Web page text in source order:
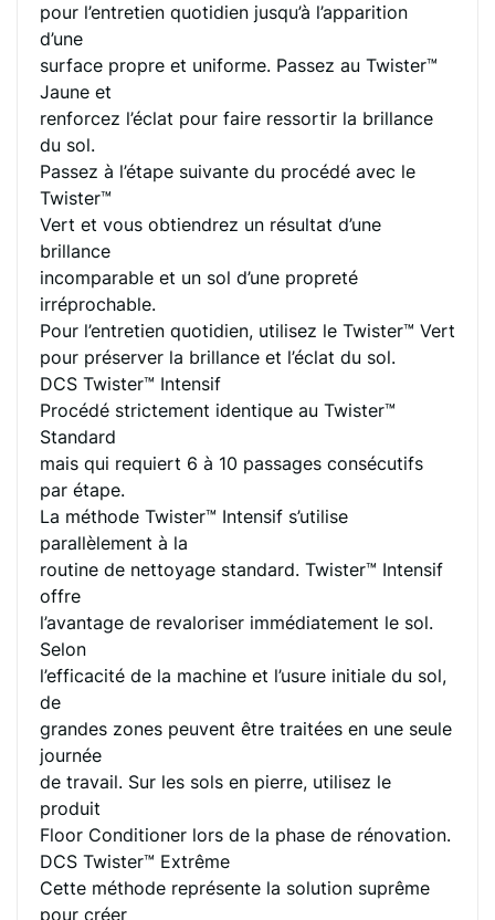
pour l’entretien quotidien jusqu’à l’apparition
d’une
surface propre et uniforme. Passez au Twister™
Jaune et
renforcez l’éclat pour faire ressortir la brillance
du sol.
Passez à l’étape suivante du procédé avec le
Twister™
Vert et vous obtiendrez un résultat d’une
brillance
incomparable et un sol d’une propreté
irréprochable.
Pour l’entretien quotidien, utilisez le Twister™ Vert
pour préserver la brillance et l’éclat du sol.
DCS Twister™ Intensif
Procédé strictement identique au Twister™
Standard
mais qui requiert 6 à 10 passages consécutifs
par étape.
La méthode Twister™ Intensif s’utilise
parallèlement à la
routine de nettoyage standard. Twister™ Intensif
offre
l’avantage de revaloriser immédiatement le sol.
Selon
l’efficacité de la machine et l’usure initiale du sol,
de
grandes zones peuvent être traitées en une seule
journée
de travail. Sur les sols en pierre, utilisez le
produit
Floor Conditioner lors de la phase de rénovation.
DCS Twister™ Extrême
Cette méthode représente la solution suprême
pour créer